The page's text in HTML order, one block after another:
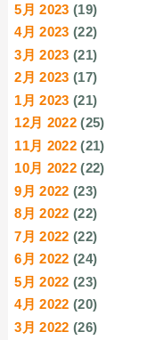
5月 2023 (19)
4月 2023 (22)
3月 2023 (21)
2月 2023 (17)
1月 2023 (21)
12月 2022 (25)
11月 2022 (21)
10月 2022 (22)
9月 2022 (23)
8月 2022 (22)
7月 2022 (22)
6月 2022 (24)
5月 2022 (23)
4月 2022 (20)
3月 2022 (26)